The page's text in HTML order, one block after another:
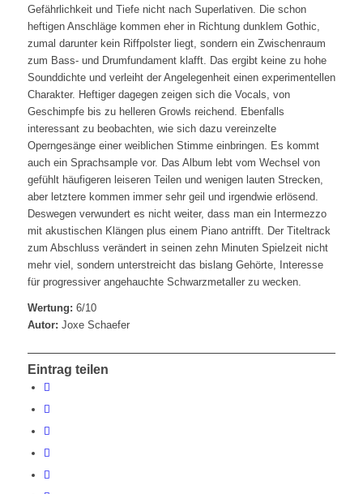
Gefährlichkeit und Tiefe nicht nach Superlativen. Die schon
heftigen Anschläge kommen eher in Richtung dunklem Gothic,
zumal darunter kein Riffpolster liegt, sondern ein Zwischenraum
zum Bass- und Drumfundament klafft. Das ergibt keine zu hohe
Sounddichte und verleiht der Angelegenheit einen experimentellen
Charakter. Heftiger dagegen zeigen sich die Vocals, von
Geschimpfe bis zu helleren Growls reichend. Ebenfalls
interessant zu beobachten, wie sich dazu vereinzelte
Operngesänge einer weiblichen Stimme einbringen. Es kommt
auch ein Sprachsample vor. Das Album lebt vom Wechsel von
gefühlt häufigeren leiseren Teilen und wenigen lauten Strecken,
aber letztere kommen immer sehr geil und irgendwie erlösend.
Deswegen verwundert es nicht weiter, dass man ein Intermezzo
mit akustischen Klängen plus einem Piano antrifft. Der Titeltrack
zum Abschluss verändert in seinen zehn Minuten Spielzeit nicht
mehr viel, sondern unterstreicht das bislang Gehörte, Interesse
für progressiver angehauchte Schwarzmetaller zu wecken.
Wertung: 6/10
Autor: Joxe Schaefer
Eintrag teilen